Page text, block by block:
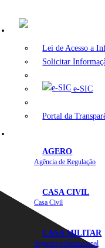
Lei de Acesso a
Solicitar
e-SIC
Portal da
AGERO
Agência de Regulação
CASA CIVIL
Casa Civil
CASA MILITAR
Segurança Institucional